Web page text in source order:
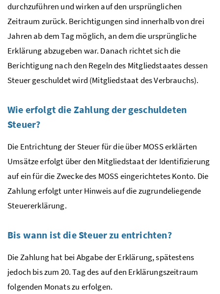
durchzuführen und wirken auf den ursprünglichen
Zeitraum zurück. Berichtigungen sind innerhalb von drei
Jahren ab dem Tag möglich, an dem die ursprüngliche
Erklärung abzugeben war. Danach richtet sich die
Berichtigung nach den Regeln des Mitgliedstaates dessen
Steuer geschuldet wird (Mitgliedstaat des Verbrauchs).
Wie erfolgt die Zahlung der geschuldeten
Steuer?
Die Entrichtung der Steuer für die überMOSSerklärten
Umsätze erfolgt über den Mitgliedstaat der Identifizierung
auf ein für die Zwecke des MOSSeingerichtetes Konto. Die
Zahlung erfolgt unter Hinweis auf die zugrundeliegende
Steuererklärung.
Bis wann ist die Steuer zu entrichten?
Die Zahlung hat bei Abgabe der Erklärung, spätestens
jedoch bis zum 20. Tag des auf den Erklärungszeitraum
folgenden Monats zu erfolgen.